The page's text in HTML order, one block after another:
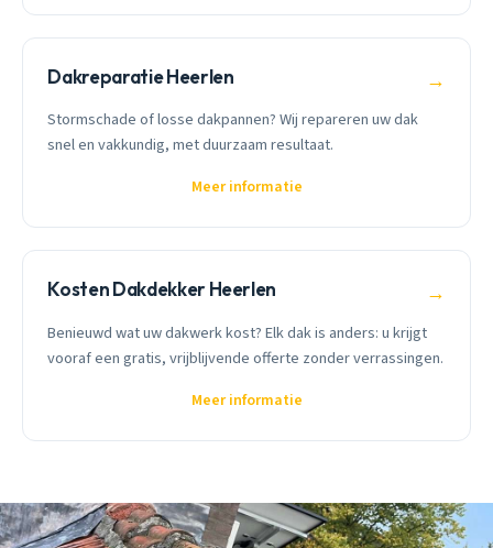
Dakreparatie Heerlen →
Stormschade of losse dakpannen? Wij repareren uw dak
snel en vakkundig, met duurzaam resultaat.
Meer informatie
Kosten Dakdekker Heerlen →
Benieuwd wat uw dakwerk kost? Elk dak is anders: u krijgt
vooraf een gratis, vrijblijvende offerte zonder verrassingen.
Meer informatie